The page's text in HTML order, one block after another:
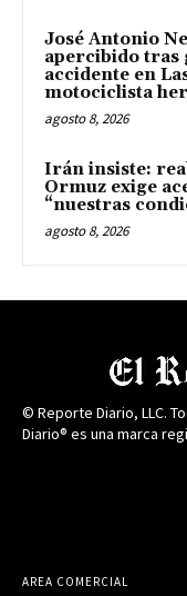
José Antonio
apercibido tras
accidente en
motociclista
agosto 8, 2026
Irán insiste:
Ormuz exige
“nuestras
agosto 8, 2026
© Reporte Diario, LLC.
Diario® es una marca
AREA COMERCIAL